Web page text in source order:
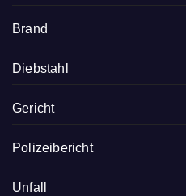
Brand
Diebstahl
Gericht
Polizeibericht
Unfall